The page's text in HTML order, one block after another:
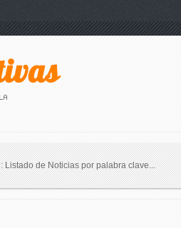
: Listado de Noticias por palabra clave...